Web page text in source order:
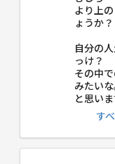
より上
ょうか？
自分の
っけ？
その中
みたい
と思いま
す